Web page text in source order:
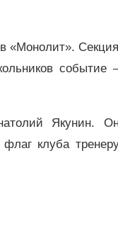
«Монолит». Секция
событие
Якунин.
клуба